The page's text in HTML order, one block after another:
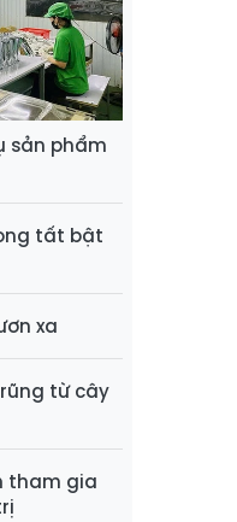
sản phẩm
tất bật
xa
từ cây
tham gia